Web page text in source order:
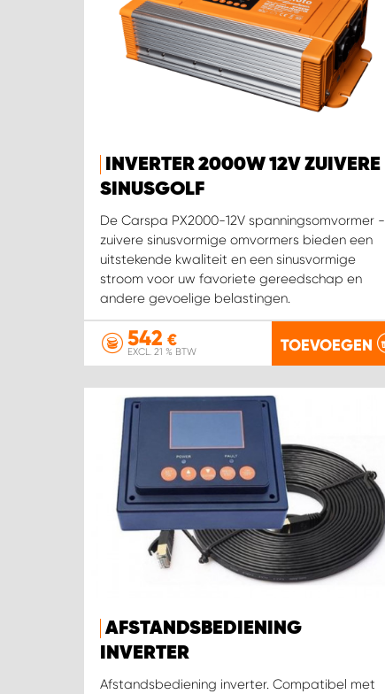
INVERTER 2000W 12V ZUIVERE
SINUSGOLF
De Carspa PX2000-12V spanningsomvormer -
zuivere sinusvormige omvormers bieden een
uitstekende kwaliteit en een sinusvormige
stroom voor uw favoriete gereedschap en
andere gevoelige belastingen.
542 €
EXCL. 21 % BTW TOEVOEGEN
AFSTANDSBEDIENING
INVERTER
Afstandsbediening inverter. Compatibel met